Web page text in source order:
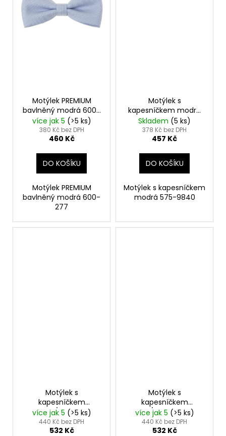
Motýlek PREMIUM
bavlněný modrá 600-
277
více jak 5 (>5 ks)
380 Kč bez DPH
460 Kč
DO KOŠÍKU
Motýlek PREMIUM
bavlněný modrá 600-
277
Motýlek s
kapesníčkem modrá
575-9840
Skladem (5 ks)
378 Kč bez DPH
457 Kč
DO KOŠÍKU
Motýlek s kapesníčkem
modrá 575-9840
Motýlek s
kapesníčkem
modrá/noty 575-
81424
více jak 5 (>5 ks)
440 Kč bez DPH
532 Kč
Motýlek s
kapesníčkem
modrá/paragraf 575-
81426
více jak 5 (>5 ks)
440 Kč bez DPH
532 Kč